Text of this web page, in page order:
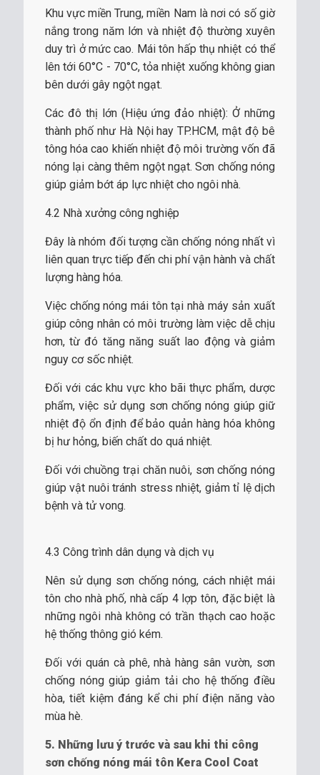
Khu vực miền Trung, miền Nam là nơi có số giờ
nắng trong năm lớn và nhiệt độ thường xuyên
duy trì ở mức cao. Mái tôn hấp thụ nhiệt có thể
lên tới 60°C - 70°C, tỏa nhiệt xuống không gian
bên dưới gây ngột ngạt.
Các đô thị lớn (Hiệu ứng đảo nhiệt): Ở những
thành phố như Hà Nội hay TP.HCM, mật độ bê
tông hóa cao khiến nhiệt độ môi trường vốn đã
nóng lại càng thêm ngột ngạt. Sơn chống nóng
giúp giảm bớt áp lực nhiệt cho ngôi nhà.
4.2 Nhà xưởng công nghiệp
Đây là nhóm đối tượng cần chống nóng nhất vì
liên quan trực tiếp đến chi phí vận hành và chất
lượng hàng hóa.
Việc chống nóng mái tôn tại nhà máy sản xuất
giúp công nhân có môi trường làm việc dễ chịu
hơn, từ đó tăng năng suất lao động và giảm
nguy cơ sốc nhiệt.
Đối với các khu vực kho bãi thực phẩm, dược
phẩm, việc sử dụng sơn chống nóng giúp giữ
nhiệt độ ổn định để bảo quản hàng hóa không
bị hư hỏng, biến chất do quá nhiệt.
Đối với chuồng trại chăn nuôi, sơn chống nóng
giúp vật nuôi tránh stress nhiệt, giảm tỉ lệ dịch
bệnh và tử vong.
4.3 Công trình dân dụng và dịch vụ
Nên sử dụng sơn chống nóng, cách nhiệt mái
tôn cho nhà phố, nhà cấp 4 lợp tôn, đặc biệt là
những ngôi nhà không có trần thạch cao hoặc
hệ thống thông gió kém.
Đối với quán cà phê, nhà hàng sân vườn, sơn
chống nóng giúp giảm tải cho hệ thống điều
hòa, tiết kiệm đáng kể chi phí điện năng vào
mùa hè.
5. Những lưu ý trước và sau khi thi công
sơn chống nóng mái tôn Kera Cool Coat